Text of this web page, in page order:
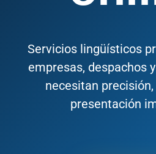
Servicios lingüísticos
empresas, despachos
necesitan
presentación